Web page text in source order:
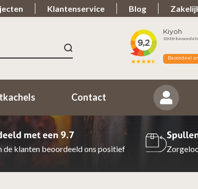
Klantenservice Blog
Contact
met een 9.7
de klanten beoordeeld ons positief